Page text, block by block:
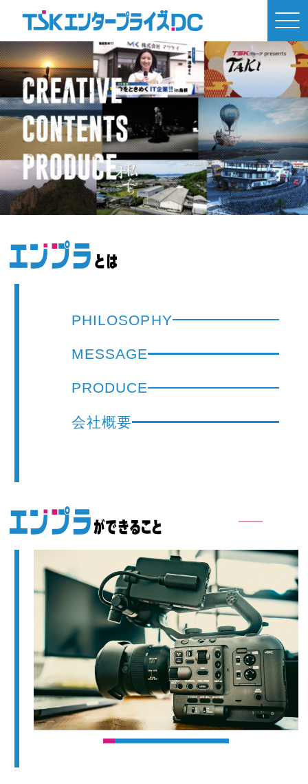
PHILOSOPHY
MESSAGE
PRODUCE
会社概要